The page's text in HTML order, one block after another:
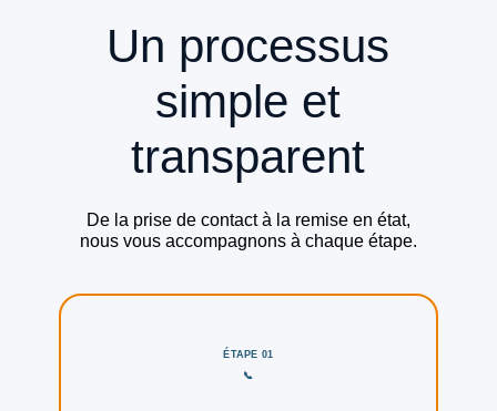
Un processus
simple et
transparent
De la prise de contact à la remise en état,
nous vous accompagnons à chaque étape.
ÉTAPE 01
📞